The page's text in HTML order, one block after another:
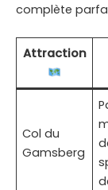
complète
Attraction
Col du
Gamsberg